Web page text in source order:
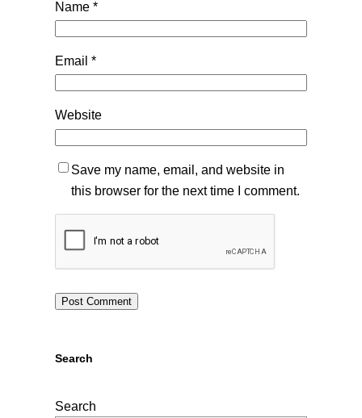
Name *
Email *
Website
Save my name, email, and website in
this browser for the next time I comment.
Search
Search